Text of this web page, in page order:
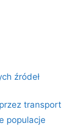
źródeł
transport
populacje